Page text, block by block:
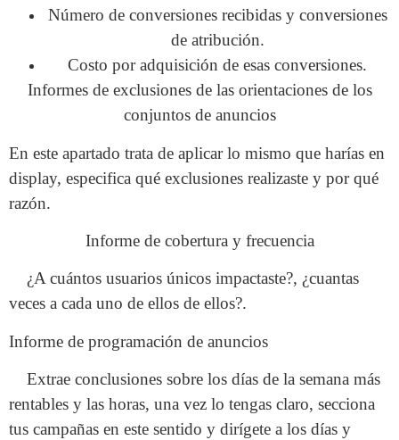
Número de conversiones recibidas y conversiones
de atribución.
Costo por adquisición de esas conversiones.
Informes de exclusiones de las orientaciones de los
conjuntos de anuncios
En este apartado trata de aplicar lo mismo que harías en
display, especifica qué exclusiones realizaste y por qué
razón.
Informe de cobertura y frecuencia
¿A cuántos usuarios únicos impactaste?, ¿cuantas
veces a cada uno de ellos de ellos?.
Informe de programación de anuncios
Extrae conclusiones sobre los días de la semana más
rentables y las horas, una vez lo tengas claro, secciona
tus campañas en este sentido y dirígete a los días y